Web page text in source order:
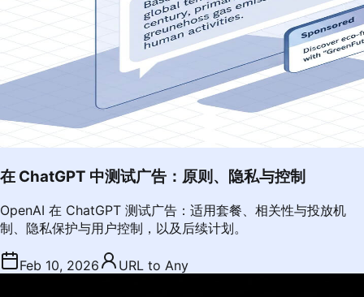
在 ChatGPT 中测试广告：原则、隐私与控制
OpenAI 在 ChatGPT 测试广告：适用套餐、相关性与投放机
制、隐私保护与用户控制，以及后续计划。
Feb 10, 2026 URL to Any